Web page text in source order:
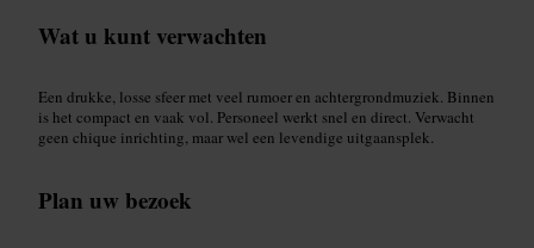
Wat u kunt verwachten
Een drukke, losse sfeer met veel rumoer en achtergrondmuziek. Binnen
is het compact en vaak vol. Personeel werkt snel en direct. Verwacht
geen chique inrichting, maar wel een levendige uitgaansplek.
Plan uw bezoek